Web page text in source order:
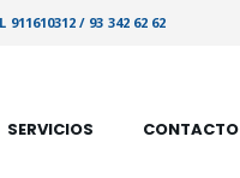
911610312 / 93 342 62 62
SERVICIOS CONTACTO